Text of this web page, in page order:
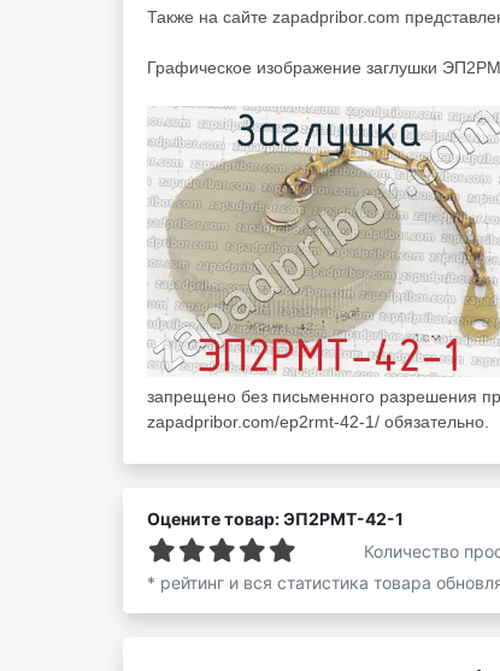
Также на сайте zapadpribor.com
Графическое изображение заглушки
запрещено без письменного разрешения
zapadpribor.com/ep2rmt-42-1/ обязательно.
Оцените товар: ЭП2РМТ-42-1
Количество
* рейтинг и вся статистика товара